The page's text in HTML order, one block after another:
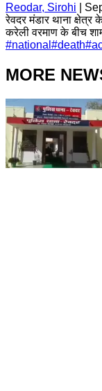
Reodar, Sirohi
रेवदर मंडार थाना
करेली वरमाण के बीच
#national #death#
MORE